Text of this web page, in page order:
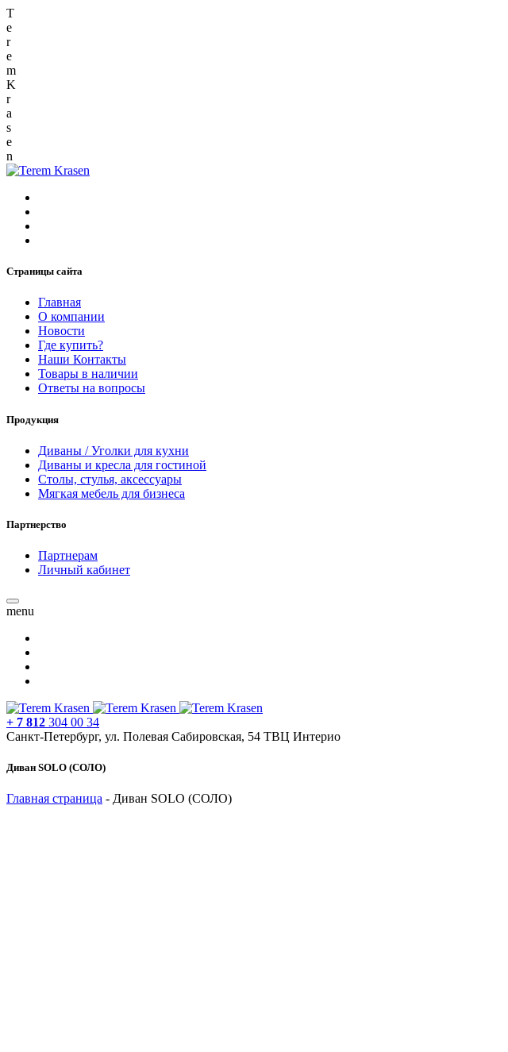
T
e
r
e
m
K
r
a
s
e
n
Страницы сайта
Главная
О компании
Новости
Где купить?
Наши Контакты
Товары в наличии
Ответы на вопросы
Продукция
Диваны / Уголки для кухни
Диваны и кресла для гостиной
Столы, стулья, аксессуары
Мягкая мебель для бизнеса
Партнерство
Партнерам
Личный кабинет
menu
+ 7 812 304 00 34
Санкт-Петербург, ул. Полевая Сабировская, 54 ТВЦ Интерио
Диван SOLO (СОЛО)
Главная страница - Диван SOLO (СОЛО)